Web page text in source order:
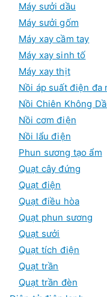
Máy sưởi dầu
Máy sưởi gốm
Máy xay cầm tay
Máy xay sinh tố
Máy xay thịt
Nồi áp suất điện đa
Nồi Chiên Không
Nồi cơm điện
Nồi lẩu điện
Phun sương tạo ẩm
Quạt cây đứng
Quạt điện
Quạt điều hòa
Quạt phun sương
Quạt sưởi
Quạt tích điện
Quạt trần
Quạt trần đèn